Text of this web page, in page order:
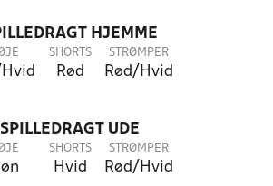
HJEMME
SHORTS
Rød
STRØMPER
Rød/Hvid
SPILLEDRAGT UDE
SHORTS
Hvid
STRØMPER
Rød/Hvid